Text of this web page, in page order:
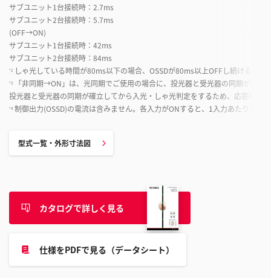
サブユニット1台接続時：2.7ms
サブユニット2台接続時：5.7ms
(OFF→ON)
サブユニット1台接続時：42ms
サブユニット2台接続時：84ms
*2 しゃ光している時間が80ms以下の場合、OSSDが80ms以上OFFし続けるこ
*3
「非同期→ON」は、光同期でご使用の場合に、投光器と受光器の同期が取
投光器と受光器の同期が確立してから入光・しゃ光判定をするため、応答時間
*4 制御出力(OSSD)の電流は含みません。各入力がONすると、1入力あたり消費
型式一覧・外形寸法図
カタログで詳しく見る
仕様をPDFで見る（データシート）